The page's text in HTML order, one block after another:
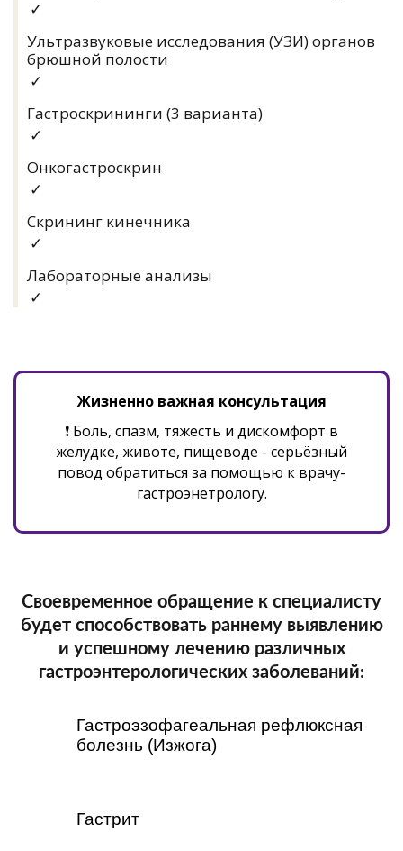
✓
Ультразвуковые исследования (УЗИ) органов
брюшной полости
✓
Гастроскрининги (3 варианта)
✓
Онкогастроскрин
✓
Скрининг кинечника
✓
Лабораторные анализы
✓
Жизненно важная консультация
❗ Боль, спазм, тяжесть и дискомфорт в
желудке, животе, пищеводе - серьёзный
повод обратиться за помощью к врачу-
гастроэнетрологу.
Своевременное обращение к специалисту
будет способствовать раннему выявлению
и успешному лечению различных
гастроэнтерологических заболеваний:
Гастроэзофагеальная рефлюксная
болезнь (Изжога)
Гастрит